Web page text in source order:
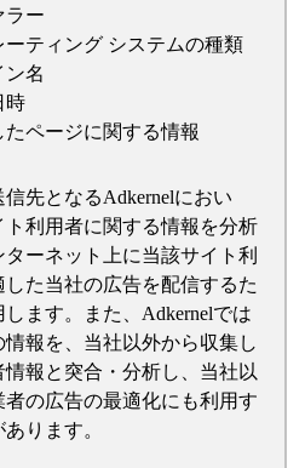
ラー
ーティング システムの種類
ン名
時
たページに関する情報
先となるAdkernelにおい
ト利用者に関する情報を分析
ターネット上に当該サイト利
した当社の広告を配信するた
ます。また、Adkernelでは
情報を、当社以外から収集し
情報と突合・分析し、当社以
者の広告の最適化にも利用す
ります。